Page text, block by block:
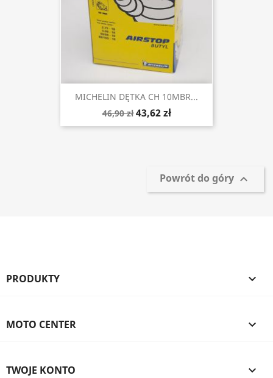
MICHELIN DĘTKA CH 10MBR...
46,90 zł 43,62 zł
Powrót do góry 
PRODUKTY 
MOTO CENTER 
TWOJE KONTO 